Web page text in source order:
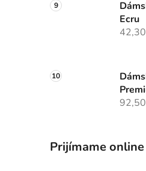
Ecru
Prijímame